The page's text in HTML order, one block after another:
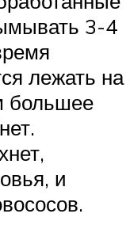
3-4
лежать на
большее
и